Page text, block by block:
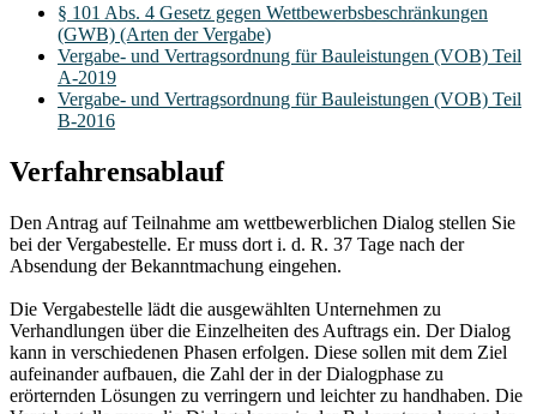
§ 101 Abs. 4 Gesetz gegen Wettbewerbsbeschränkungen
(GWB) (Arten der Vergabe)
Vergabe- und Vertragsordnung für Bauleistungen (VOB) Teil
A-2019
Vergabe- und Vertragsordnung für Bauleistungen (VOB) Teil
B-2016
Verfahrensablauf
Den Antrag auf Teilnahme am wettbewerblichen Dialog stellen Sie
bei der Vergabestelle. Er muss dort i. d. R. 37 Tage nach der
Absendung der Bekanntmachung eingehen.
Die Vergabestelle lädt die ausgewählten Unternehmen zu
Verhandlungen über die Einzelheiten des Auftrags ein. Der Dialog
kann in verschiedenen Phasen erfolgen. Diese sollen mit dem Ziel
aufeinander aufbauen, die Zahl der in der Dialogphase zu
erörternden Lösungen zu verringern und leichter zu handhaben. Die